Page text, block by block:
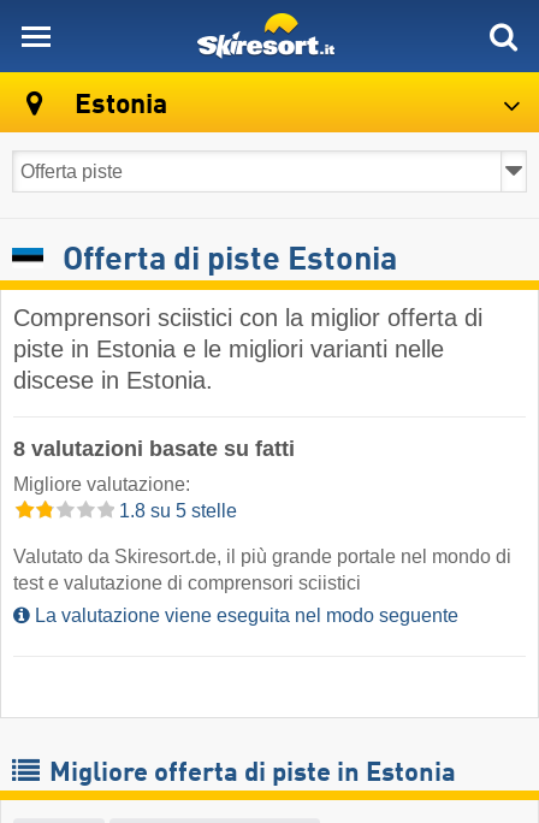
Estonia
Offerta di piste Estonia
Comprensori sciistici con la miglior offerta di
piste in Estonia e le migliori varianti nelle
discese in Estonia.
8 valutazioni basate su fatti
Migliore valutazione:
1.8 su 5 stelle
Valutato da Skiresort.de, il più grande portale nel mondo di
test e valutazione di comprensori sciistici
La valutazione viene eseguita nel modo seguente
Migliore offerta di piste in Estonia